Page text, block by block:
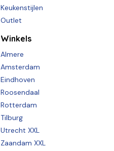
Keukenstijlen
Outlet
Winkels
Almere
Amsterdam
Eindhoven
Roosendaal
Rotterdam
Tilburg
Utrecht XXL
Zaandam XXL